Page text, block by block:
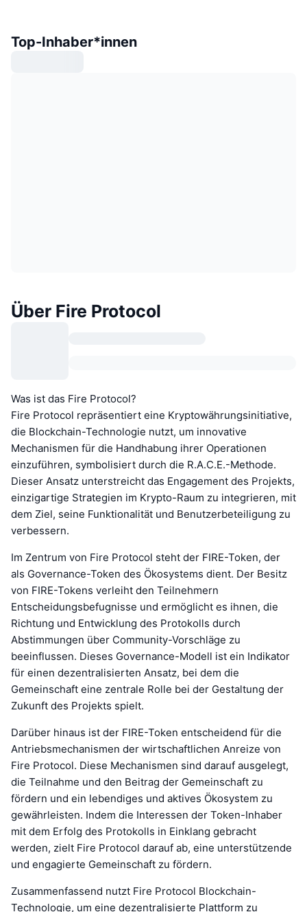
Top-Inhaber*innen
Über Fire Protocol
Was ist das Fire Protocol?
Fire Protocol repräsentiert eine Kryptowährungsinitiative,
die Blockchain-Technologie nutzt, um innovative
Mechanismen für die Handhabung ihrer Operationen
einzuführen, symbolisiert durch die R.A.C.E.-Methode.
Dieser Ansatz unterstreicht das Engagement des Projekts,
einzigartige Strategien im Krypto-Raum zu integrieren, mit
dem Ziel, seine Funktionalität und Benutzerbeteiligung zu
verbessern.
Im Zentrum von Fire Protocol steht der FIRE-Token, der
als Governance-Token des Ökosystems dient. Der Besitz
von FIRE-Tokens verleiht den Teilnehmern
Entscheidungsbefugnisse und ermöglicht es ihnen, die
Richtung und Entwicklung des Protokolls durch
Abstimmungen über Community-Vorschläge zu
beeinflussen. Dieses Governance-Modell ist ein Indikator
für einen dezentralisierten Ansatz, bei dem die
Gemeinschaft eine zentrale Rolle bei der Gestaltung der
Zukunft des Projekts spielt.
Darüber hinaus ist der FIRE-Token entscheidend für die
Antriebsmechanismen der wirtschaftlichen Anreize von
Fire Protocol. Diese Mechanismen sind darauf ausgelegt,
die Teilnahme und den Beitrag der Gemeinschaft zu
fördern und ein lebendiges und aktives Ökosystem zu
gewährleisten. Indem die Interessen der Token-Inhaber
mit dem Erfolg des Protokolls in Einklang gebracht
werden, zielt Fire Protocol darauf ab, eine unterstützende
und engagierte Gemeinschaft zu fördern.
Zusammenfassend nutzt Fire Protocol Blockchain-
Technologie, um eine dezentralisierte Plattform zu